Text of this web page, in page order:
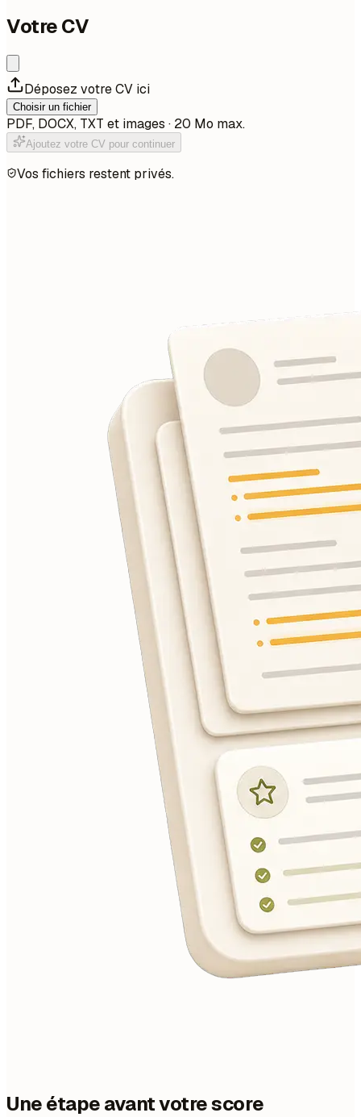
Votre CV
Déposez votre CV ici
Choisir un fichier
PDF, DOCX, TXT et images · 20 Mo max.
Ajoutez votre CV pour continuer
Vos fichiers restent privés.
Une étape avant votre score